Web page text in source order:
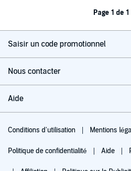
Page 1 de 1
Saisir un code promotionnel
Nous contacter
Aide
Conditions d'utilisation Mentions
Politique de confidentialité Aide